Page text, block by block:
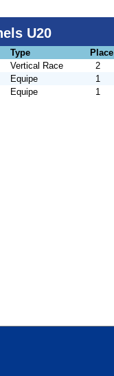
U20
Type Place
Vertical Race 2
Equipe 1
Equipe 1